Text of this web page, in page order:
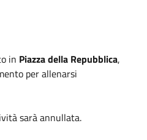
in Piazza della Repubblica,
per allenarsi
sarà annullata.